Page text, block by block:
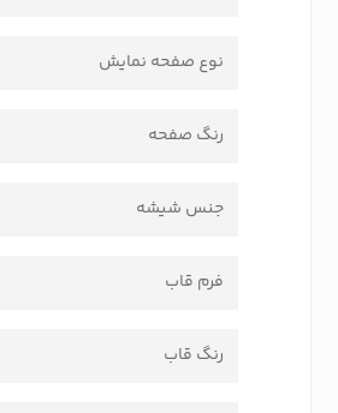
نوع صفحه نمایش
رنگ صفحه
جنس شیشه
فرم قاب
رنگ قاب